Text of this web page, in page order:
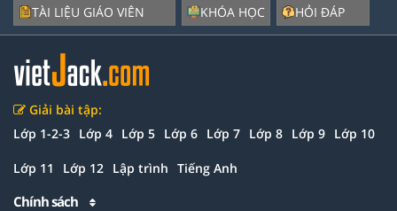
TÀI LIỆU GIÁO VIÊN
KHÓA HỌC
HỎI ĐÁP
Giải bài tập:
Lớp 1-2-3 Lớp 4 Lớp 5 Lớp 6 Lớp 7 Lớp 8 Lớp 9 Lớp 10
Lớp 11 Lớp 12 Lập trình Tiếng Anh
Chính sách